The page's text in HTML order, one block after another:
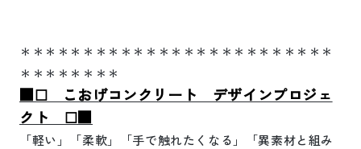
＊＊＊＊＊＊＊＊＊＊＊＊＊＊＊＊＊＊＊＊＊＊＊＊＊
＊＊＊＊＊＊＊＊
■☐ こおげコンクリート デザインプロジェ
クト ☐■
「軽い」「柔軟」「手で触れたくなる」「異素材と組み